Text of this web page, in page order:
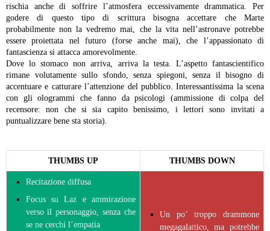
rischia anche di soffrire l’atmosfera eccessivamente drammatica. Per
godere di questo tipo di scrittura bisogna accettare che Marte
probabilmente non la vedremo mai, che la vita nell’astronave potrebbe
essere proiettata nel futuro (forse anche mai), che l’appassionato di
fantascienza si attacca amorevolmente.
Dove lo stomaco non arriva, arriva la testa. L’aspetto fantascientifico
rimane volutamente sullo sfondo, senza spiegoni, senza il bisogno di
accentuare e catturare l’attenzione del pubblico. Interessantissima la scena
con gli ologrammi che fanno da psicologi (ammissione di colpa del
recensore: non che si sia capito benissimo, i lettori sono invitati a
puntualizzare bene sta storia).
THUMBS UP THUMBS DOWN
Recitazione diffusa
Focus su Laz e ammirazione
verso il personaggio, senza che
se ne cerchi l’empatia
Un po’ troppo drammone
megagalattico, ma potrebbe